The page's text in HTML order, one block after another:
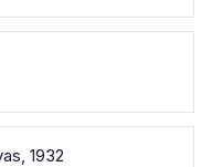
1932